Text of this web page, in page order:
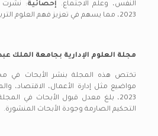
النفس، وعلم الاجتماع. إحصائية
2023، مما يسهم في تعزيز فهم العلوم التربوية والنفسية.
مجلة العلوم الإدارية بجامعة الملك
تختص هذه المجلة بنشر الأبحاث في
مواضيع مثل إدارة الأعمال، الاقتصاد،
التحكيم الصارمة وجودة الأبحاث المنشورة.